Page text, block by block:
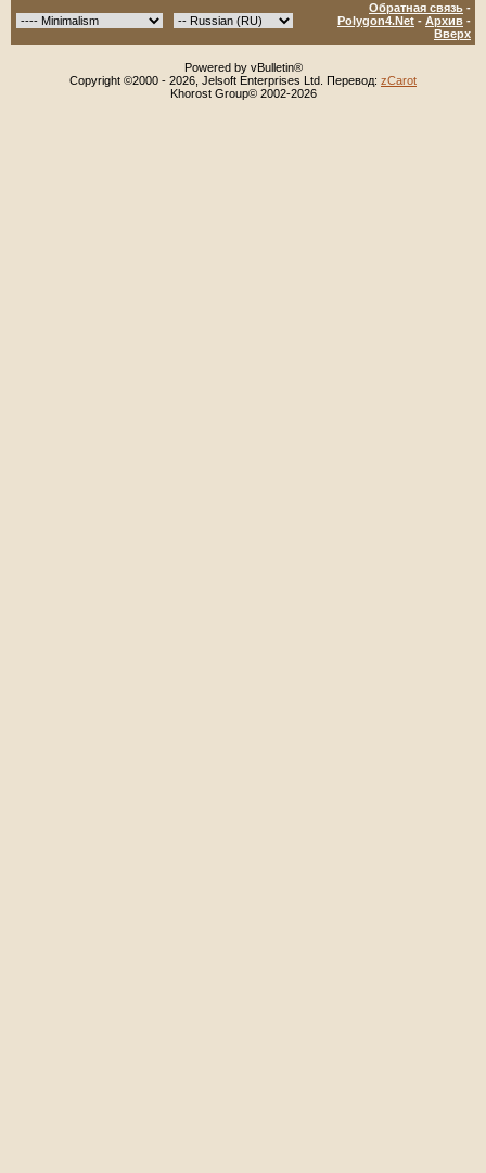
Обратная связь -
Polygon4.Net - Архив -
Вверх
Powered by vBulletin®
Copyright ©2000 - 2026, Jelsoft Enterprises Ltd. Перевод: zCarot
Khorost Group© 2002-2026